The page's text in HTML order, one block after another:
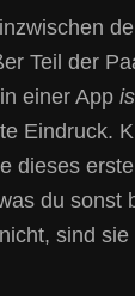
Teil der
einer App
Eindruck.
dieses
du sonst
sind